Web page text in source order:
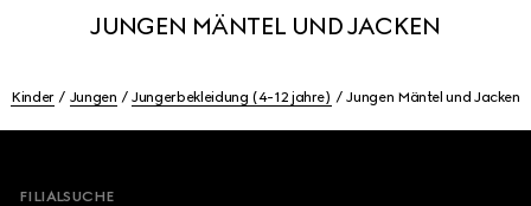
JUNGEN MÄNTEL UND JACKEN
Kinder Jungen Jungerbekleidung (4-12 jahre) Jungen Mäntel und Jacken
FILIALSUCHE